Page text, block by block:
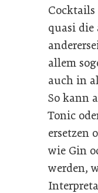
Cocktails
quasi die
allem
auch in
So kann
Tonic
ersetzen
wie Gin
werden,